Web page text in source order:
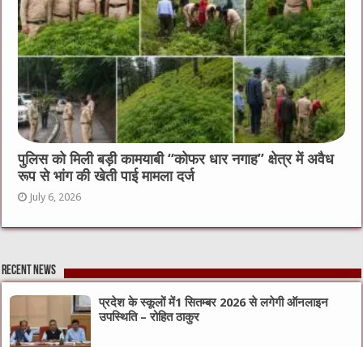
पुलिस को मिली बड़ी कामयाबी “कोफर धार नगाह” क्षेत्र में अवैध
रूप से भांग की खेती पाई मामला दर्ज
July 6, 2026
Recent News
प्रदेश के स्कूलों में1 सितम्बर 2026 से लगेगी ऑनलाइन
उपस्थिति – रोहित ठाकुर